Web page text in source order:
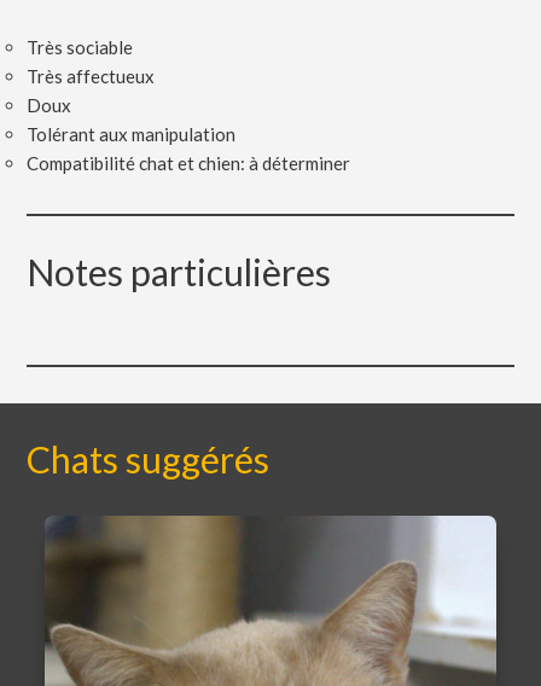
Très sociable
Très affectueux
Doux
Tolérant aux manipulation
Compatibilité chat et chien: à déterminer
Notes particulières
Chats suggérés